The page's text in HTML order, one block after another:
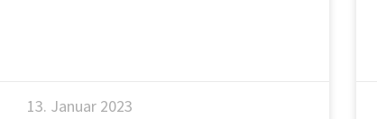
13. Januar 2023